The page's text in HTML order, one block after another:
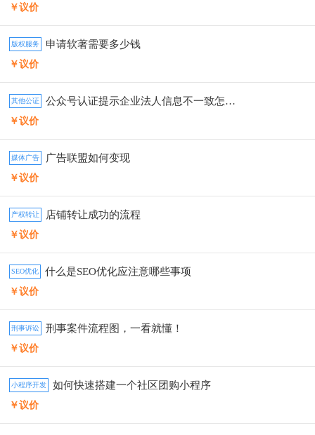
￥议价
版权服务 申请软著需要多少钱
￥议价
其他公证 公众号认证提示企业法人信息不一致怎么办
￥议价
媒体广告 广告联盟如何变现
￥议价
产权转让 店铺转让成功的流程
￥议价
SEO优化 什么是SEO优化应注意哪些事项
￥议价
刑事诉讼 刑事案件流程图，一看就懂！
￥议价
小程序开发 如何快速搭建一个社区团购小程序
￥议价